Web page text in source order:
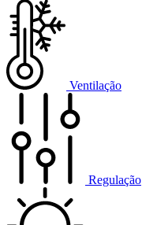
Ventilação
Regulação